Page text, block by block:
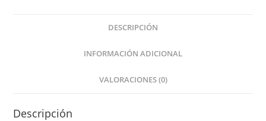
DESCRIPCIÓN
INFORMACIÓN ADICIONAL
VALORACIONES (0)
Descripción